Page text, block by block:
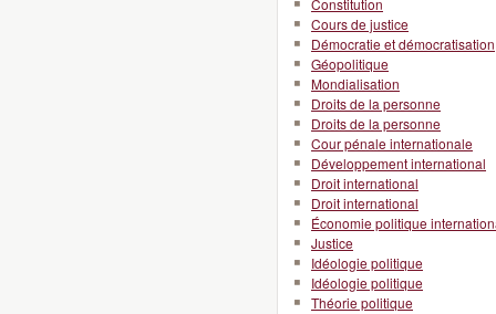
Constitution
Cours de justice
Démocratie et démocratisation
Géopolitique
Mondialisation
Droits de la personne
Droits de la personne
Cour pénale internationale
Développement international
Droit international
Droit international
Économie politique
Justice
Idéologie politique
Idéologie politique
Théorie politique